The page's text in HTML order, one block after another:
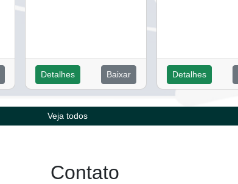
Detalhes Baixar Detalhes
Veja todos
Contato